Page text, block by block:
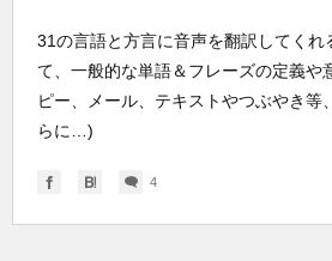
31の言語と方言に音声を翻訳してくれ
て、一般的な単語＆フレーズの定義や
ピー、メール、テキストやつぶやき等
らに…)
4